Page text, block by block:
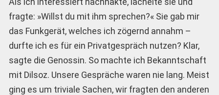
fragte: »Willst du mit ihm sprechen?« Sie gab mir
das Funkgerät, welches ich zögernd annahm –
durfte ich es für ein Privatgespräch nutzen? Klar,
sagte die Genossin. So machte ich Bekanntschaft
mit Dilsoz. Unsere Gespräche waren nie lang. Meist
ging es um triviale Sachen, wir fragten den anderen